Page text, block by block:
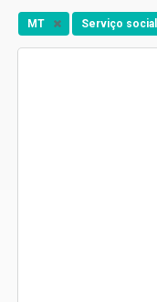
MT Serviço social